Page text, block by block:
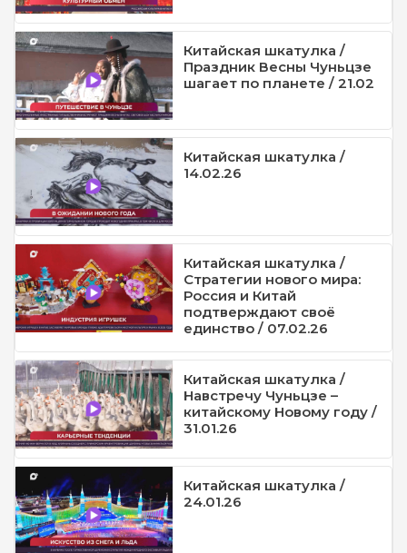
Китайская шкатулка /
Праздник Весны Чуньцзе
шагает по планете / 21.02
Китайская шкатулка /
14.02.26
Китайская шкатулка /
Стратегии нового мира:
Россия и Китай
подтверждают своё
единство / 07.02.26
Китайская шкатулка /
Навстречу Чуньцзе –
китайскому Новому году /
31.01.26
Китайская шкатулка /
24.01.26